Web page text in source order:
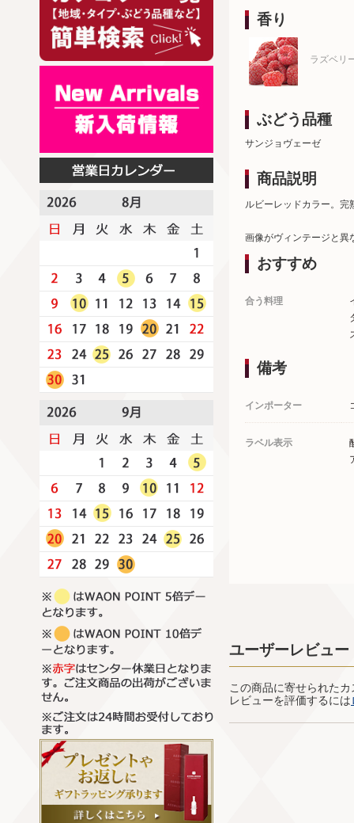
香り
ラズベリ
ぶどう品種
サンジョヴェーゼ
商品説明
ルビーレッドカラー。完
画像がヴィンテージと異
おすすめ
合う料理
備考
インポーター
ラベル表示
ユーザーレビュー
この商品に寄せられた
レビューを評価するには